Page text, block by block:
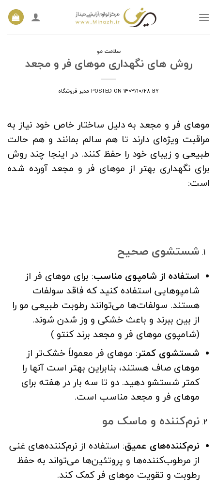
سلامت مو
روش های نگهداری موهای فر و مجعد
POSTED ON ۱۴۰۳/۱۰/۲۸ BY مدیر فروشگاه
موهای فر و مجعد به دلیل ساختار خاص خود نیاز به
مراقبت ویژه‌ای دارند تا هم سالم بمانند و هم حالت
طبیعی و زیبای خود را حفظ کنند. در اینجا چند روش
برای نگهداری بهتر از موهای فر و مجعد آورده شده
است:
شستشوی صحیح
استفاده از شامپوی مناسب: برای موهای فر از
شامپوهایی استفاده کنید که فاقد سولفات
هستند. سولفات‌ها می‌توانند رطوبت طبیعی مو را
از بین ببرند و باعث خشکی و وز شدن شوند.
(شامپوی موهای فر و مجعد برند کنتو )
شستشوی کمتر: موهای فر معمولاً خشک‌تر از
موهای صاف هستند، بنابراین بهتر است آنها را
کمتر شستشو دهید. دو تا سه بار در هفته برای
موهای فر و مجعد مناسب است.
نرم‌کننده و ماسک مو
نرم‌کننده‌های عمیق: استفاده از نرم‌کننده‌های غنی
از مرطوب‌کننده‌ها و پروتئین‌ها می‌تواند به حفظ
رطوبت و تقویت موهای فر کمک کند.